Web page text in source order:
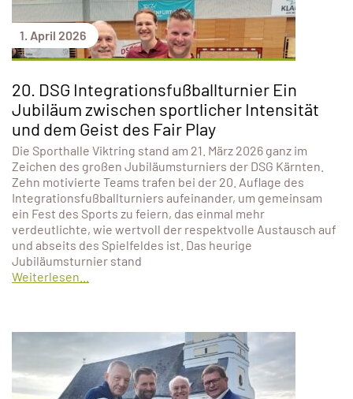
1. April 2026
20. DSG Integrationsfußballturnier Ein
Jubiläum zwischen sportlicher Intensität
und dem Geist des Fair Play
Die Sporthalle Viktring stand am 21. März 2026 ganz im
Zeichen des großen Jubiläumsturniers der DSG Kärnten.
Zehn motivierte Teams trafen bei der 20. Auflage des
Integrationsfußballturniers aufeinander, um gemeinsam
ein Fest des Sports zu feiern, das einmal mehr
verdeutlichte, wie wertvoll der respektvolle Austausch auf
und abseits des Spielfeldes ist. Das heurige
Jubiläumsturnier stand
Weiterlesen...